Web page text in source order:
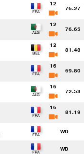
12
76.27
12
76.65
12
81.48
16
69.80
16
72.53
16
81.19
WD
WD